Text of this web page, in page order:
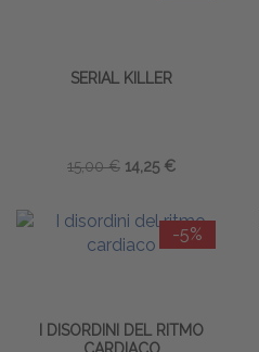
SERIAL KILLER
15,00 € 14,25 €
-5%
I DISORDINI DEL RITMO